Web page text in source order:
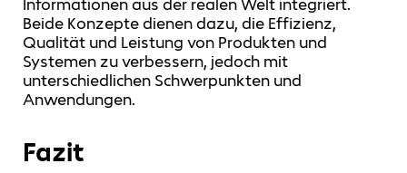
Informationen aus der realen Welt integriert.
Beide Konzepte dienen dazu, die Effizienz,
Qualität und Leistung von Produkten und
Systemen zu verbessern, jedoch mit
unterschiedlichen Schwerpunkten und
Anwendungen.
Fazit